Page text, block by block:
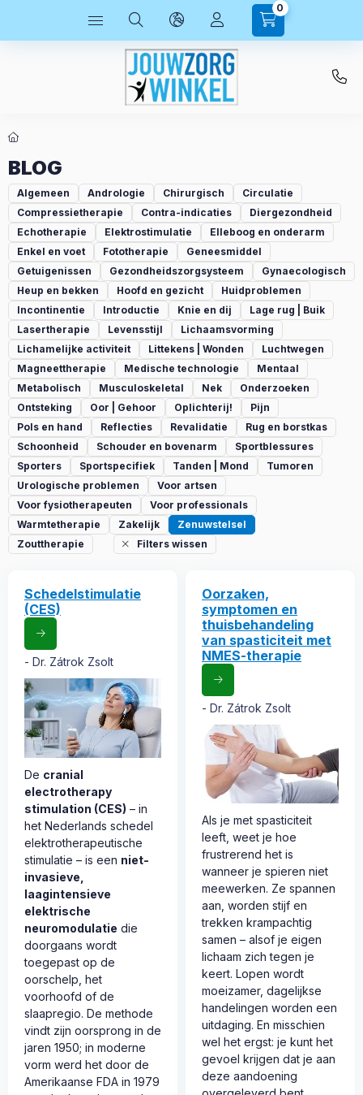
0
BLOG
Algemeen Andrologie Chirurgisch
Circulatie
Compressietherapie
Contra-indicaties
Diergezondheid
Echotherapie
Elektrostimulatie
Elleboog en onderarm
Enkel en voet
Fototherapie
Geneesmiddel
Getuigenissen
Gezondheidszorgsysteem
Gynaecologisch
Heup en bekken
Hoofd en gezicht
Huidproblemen
Incontinentie
Introductie Knie en dij
Lage rug | Buik
Lasertherapie
Levensstijl
Lichaamsvorming
Lichamelijke activiteit
Littekens | Wonden
Luchtwegen
Magneettherapie
Medische technologie
Mentaal
Metabolisch
Musculoskeletal Nek
Onderzoeken
Ontsteking
Oor | Gehoor Oplichterij!
Pijn
Pols en hand
Reflecties Revalidatie
Rug en borstkas
Schoonheid
Schouder en bovenarm
Sportblessures
Sporters
Sportspecifiek Tanden | Mond
Tumoren
Urologische problemen
Voor artsen
Voor fysiotherapeuten
Voor professionals
Warmtetherapie
Zakelijk
Zenuwstelsel
Zouttherapie
Filters wissen
Schedelstimulatie
(CES)
Dr. Zátrok Zsolt
De cranial
electrotherapy
stimulation (CES) – in
het Nederlands schedel
elektrotherapeutische
stimulatie – is een niet-
invasieve,
laagintensieve
elektrische
neuromodulatie die
doorgaans wordt
toegepast op de
oorschelp, het
voorhoofd of de
slaapregio. De methode
vindt zijn oorsprong in de
jaren 1950; in moderne
vorm werd het door de
Amerikaanse FDA in 1979
Oorzaken,
symptomen en
thuisbehandeling
van spasticiteit met
NMES-therapie
Dr. Zátrok Zsolt
Als je met spasticiteit
leeft, weet je hoe
frustrerend het is
wanneer je spieren niet
meewerken. Ze spannen
aan, worden stijf en
trekken krampachtig
samen – alsof je eigen
lichaam zich tegen je
keert. Lopen wordt
moeizamer, dagelijkse
handelingen worden een
uitdaging. En misschien
wel het ergst: je kunt het
gevoel krijgen dat je aan
deze aandoening